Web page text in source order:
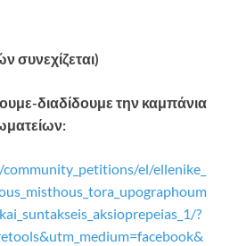
συνεχίζεται)
διαδίδουμε την καμπάνια
el/ellenike_
?